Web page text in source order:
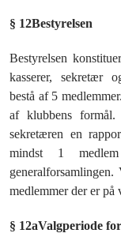
§ 12Bestyrelsen
Bestyrelsen
kasserer, sekretær
bestå af 5
af klubbens formål.
sekretæren en
mindst 1
medlemmer der er på
§ 12aValgperiode